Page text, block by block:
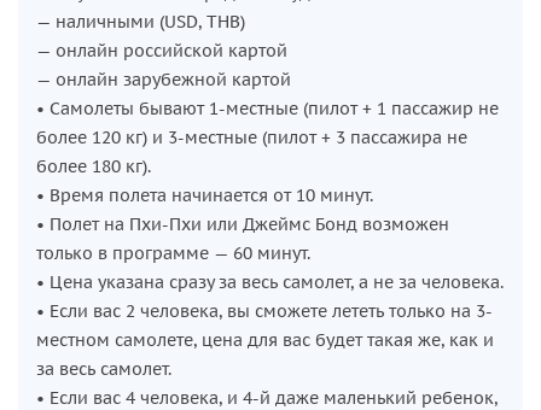
— наличными (USD, THB)
— онлайн российской картой
— онлайн зарубежной картой
• Самолеты бывают 1-местные (пилот + 1 пассажир не
более 120 кг) и 3-местные (пилот + 3 пассажира не
более 180 кг).
• Время полета начинается от 10 минут.
• Полет на Пхи-Пхи или Джеймс Бонд возможен
только в программе — 60 минут.
• Цена указана сразу за весь самолет, а не за человека.
• Если вас 2 человека, вы сможете лететь только на 3-
местном самолете, цена для вас будет такая же, как и
за весь самолет.
• Если вас 4 человека, и 4-й даже маленький ребенок,